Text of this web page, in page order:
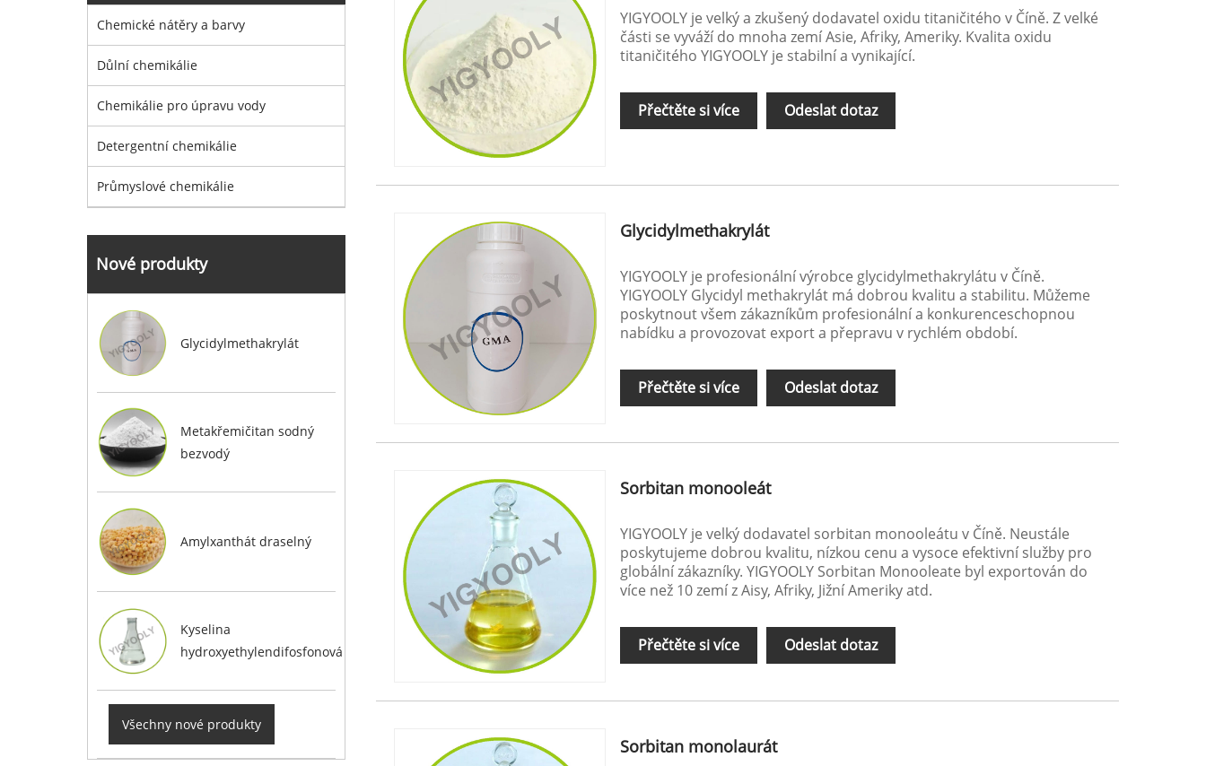
Chemické nátěry a barvy
Důlní chemikálie
Chemikálie pro úpravu vody
Detergentní chemikálie
Průmyslové chemikálie
Nové produkty
Glycidylmethakrylát
Metakřemičitan sodný
bezvodý
Amylxanthát draselný
Kyselina
hydroxyethylendifosfonová
Všechny nové produkty
YIGYOOLY je velký a zkušený dodavatel oxidu titaničitého v Číně. Z velké
části se vyváží do mnoha zemí Asie, Afriky, Ameriky. Kvalita oxidu
titaničitého YIGYOOLY je stabilní a vynikající.
Přečtěte si více Odeslat dotaz
Glycidylmethakrylát
YIGYOOLY je profesionální výrobce glycidylmethakrylátu v Číně.
YIGYOOLY Glycidyl methakrylát má dobrou kvalitu a stabilitu. Můžeme
poskytnout všem zákazníkům profesionální a konkurenceschopnou
nabídku a provozovat export a přepravu v rychlém období.
Přečtěte si více Odeslat dotaz
Sorbitan monooleát
YIGYOOLY je velký dodavatel sorbitan monooleátu v Číně. Neustále
poskytujeme dobrou kvalitu, nízkou cenu a vysoce efektivní služby pro
globální zákazníky. YIGYOOLY Sorbitan Monooleate byl exportován do
více než 10 zemí z Aisy, Afriky, Jižní Ameriky atd.
Přečtěte si více Odeslat dotaz
Sorbitan monolaurát